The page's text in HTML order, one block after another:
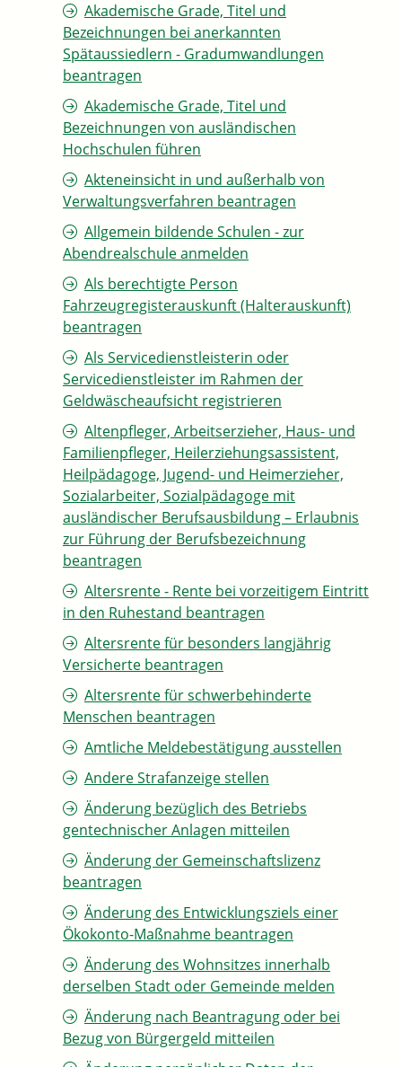
Akademische Grade, Titel und
Bezeichnungen bei anerkannten
Spätaussiedlern - Gradumwandlungen
beantragen
Akademische Grade, Titel und
Bezeichnungen von ausländischen
Hochschulen führen
Akteneinsicht in und außerhalb von
Verwaltungsverfahren beantragen
Allgemein bildende Schulen - zur
Abendrealschule anmelden
Als berechtigte Person
Fahrzeugregisterauskunft (Halterauskunft)
beantragen
Als Servicedienstleisterin oder
Servicedienstleister im Rahmen der
Geldwäscheaufsicht registrieren
Altenpfleger, Arbeitserzieher, Haus- und
Familienpfleger, Heilerziehungsassistent,
Heilpädagoge, Jugend- und Heimerzieher,
Sozialarbeiter, Sozialpädagoge mit
ausländischer Berufsausbildung – Erlaubnis
zur Führung der Berufsbezeichnung
beantragen
Altersrente - Rente bei vorzeitigem Eintritt
in den Ruhestand beantragen
Altersrente für besonders langjährig
Versicherte beantragen
Altersrente für schwerbehinderte
Menschen beantragen
Amtliche Meldebestätigung ausstellen
Andere Strafanzeige stellen
Änderung bezüglich des Betriebs
gentechnischer Anlagen mitteilen
Änderung der Gemeinschaftslizenz
beantragen
Änderung des Entwicklungsziels einer
Ökokonto-Maßnahme beantragen
Änderung des Wohnsitzes innerhalb
derselben Stadt oder Gemeinde melden
Änderung nach Beantragung oder bei
Bezug von Bürgergeld mitteilen